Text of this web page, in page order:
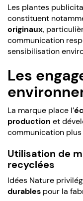
Les plantes
constituent
originaux,
communication
sensibilisation
Les
La marque place l’
production et
communication
Utilisation de
recyclées
Idées Nature
durables pour la